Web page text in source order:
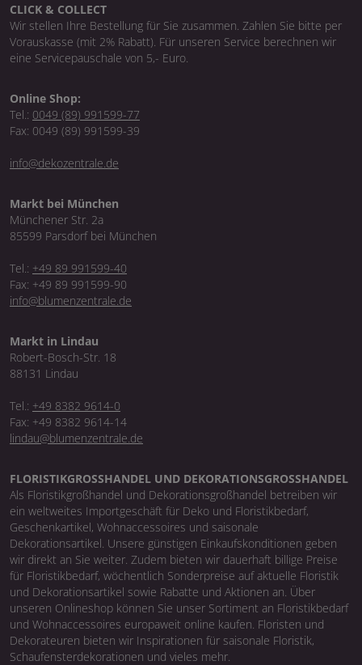
CLICK & COLLECT
Wir stellen Ihre Bestellung für Sie zusammen. Zahlen Sie bitte per
Vorauskasse (mit 2% Rabatt). Für unseren Service berechnen wir
eine Servicepauschale von 5,- Euro.
Online Shop:
Tel.: 0049 (89) 991599-77
Fax: 0049 (89) 991599-39
info@dekozentrale.de
Markt bei München
Münchener Str. 2a
85599 Parsdorf bei München
Tel.: +49 89 991599-40
Fax: +49 89 991599-90
info@blumenzentrale.de
Markt in Lindau
Robert-Bosch-Str. 18
88131 Lindau
Tel.: +49 8382 9614-0
Fax: +49 8382 9614-14
lindau@blumenzentrale.de
FLORISTIKGROSSHANDEL UND DEKORATIONSGROSSHANDEL
Als Floristikgroßhandel und Dekorationsgroßhandel betreiben wir
ein weltweites Importgeschäft für Deko und Floristikbedarf,
Geschenkartikel, Wohnaccessoires und saisonale
Dekorationsartikel. Unsere günstigen Einkaufskonditionen geben
wir direkt an Sie weiter. Zudem bieten wir dauerhaft billige Preise
für Floristikbedarf, wöchentlich Sonderpreise auf aktuelle Floristik
und Dekorationsartikel sowie Rabatte und Aktionen an. Über
unseren Onlineshop können Sie unser Sortiment an Floristikbedarf
und Wohnaccessoires europaweit online kaufen. Floristen und
Dekorateuren bieten wir Inspirationen für saisonale Floristik,
Schaufensterdekorationen und vieles mehr.